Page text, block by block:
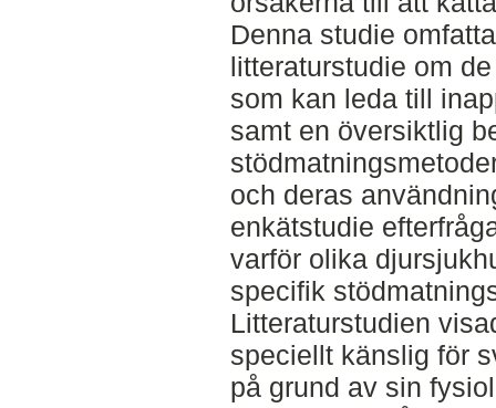
Denna studie
litteraturstudie om
som kan leda till
samt en översiktlig
och deras
enkätstudie
varför olika
specifik
Litteraturstudien
speciellt känslig för
på grund av sin